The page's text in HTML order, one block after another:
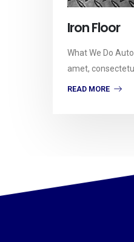
Iron Floor
What We Do
amet,
READ MORE